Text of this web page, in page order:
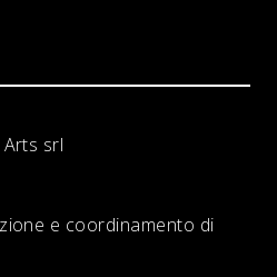
srl
e coordinamento di